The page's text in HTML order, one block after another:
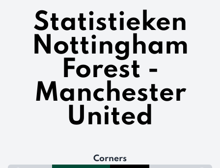
Statistieken
Nottingham
Forest -
Manchester
United
Corners